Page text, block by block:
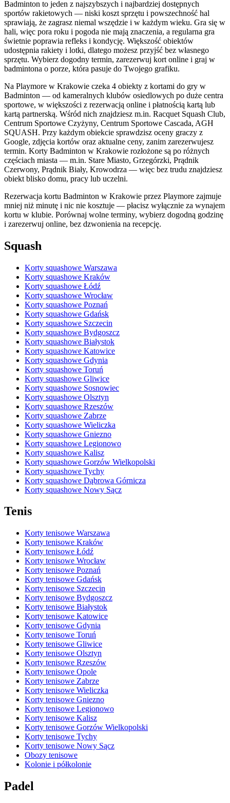
Badminton to jeden z najszybszych i najbardziej dostępnych
sportów rakietowych — niski koszt sprzętu i powszechność hal
sprawiają, że zagrasz niemal wszędzie i w każdym wieku. Gra się w
hali, więc pora roku i pogoda nie mają znaczenia, a regularna gra
świetnie poprawia refleks i kondycję. Większość obiektów
udostępnia rakiety i lotki, dlatego możesz przyjść bez własnego
sprzętu. Wybierz dogodny termin, zarezerwuj kort online i graj w
badmintona o porze, która pasuje do Twojego grafiku.
Na Playmore w Krakowie czeka 4 obiekty z kortami do gry w
Badminton — od kameralnych klubów osiedlowych po duże centra
sportowe, w większości z rezerwacją online i płatnością kartą lub
kartą partnerską. Wśród nich znajdziesz m.in. Racquet Squash Club,
Centrum Sportowe Czyżyny, Centrum Sportowe Cascada, AGH
SQUASH. Przy każdym obiekcie sprawdzisz oceny graczy z
Google, zdjęcia kortów oraz aktualne ceny, zanim zarezerwujesz
termin. Korty Badminton w Krakowie rozłożone są po różnych
częściach miasta — m.in. Stare Miasto, Grzegórzki, Prądnik
Czerwony, Prądnik Biały, Krowodrza — więc bez trudu znajdziesz
obiekt blisko domu, pracy lub uczelni.
Rezerwacja kortu Badminton w Krakowie przez Playmore zajmuje
mniej niż minutę i nic nie kosztuje — płacisz wyłącznie za wynajem
kortu w klubie. Porównaj wolne terminy, wybierz dogodną godzinę
i zarezerwuj online, bez dzwonienia na recepcję.
Squash
Korty squashowe Warszawa
Korty squashowe Kraków
Korty squashowe Łódź
Korty squashowe Wrocław
Korty squashowe Poznań
Korty squashowe Gdańsk
Korty squashowe Szczecin
Korty squashowe Bydgoszcz
Korty squashowe Białystok
Korty squashowe Katowice
Korty squashowe Gdynia
Korty squashowe Toruń
Korty squashowe Gliwice
Korty squashowe Sosnowiec
Korty squashowe Olsztyn
Korty squashowe Rzeszów
Korty squashowe Zabrze
Korty squashowe Wieliczka
Korty squashowe Gniezno
Korty squashowe Legionowo
Korty squashowe Kalisz
Korty squashowe Gorzów Wielkopolski
Korty squashowe Tychy
Korty squashowe Dąbrowa Górnicza
Korty squashowe Nowy Sącz
Tenis
Korty tenisowe Warszawa
Korty tenisowe Kraków
Korty tenisowe Łódź
Korty tenisowe Wrocław
Korty tenisowe Poznań
Korty tenisowe Gdańsk
Korty tenisowe Szczecin
Korty tenisowe Bydgoszcz
Korty tenisowe Białystok
Korty tenisowe Katowice
Korty tenisowe Gdynia
Korty tenisowe Toruń
Korty tenisowe Gliwice
Korty tenisowe Olsztyn
Korty tenisowe Rzeszów
Korty tenisowe Opole
Korty tenisowe Zabrze
Korty tenisowe Wieliczka
Korty tenisowe Gniezno
Korty tenisowe Legionowo
Korty tenisowe Kalisz
Korty tenisowe Gorzów Wielkopolski
Korty tenisowe Tychy
Korty tenisowe Nowy Sącz
Obozy tenisowe
Kolonie i półkolonie
Padel